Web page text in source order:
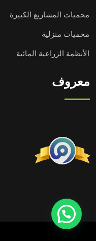
محميات المشاريع الكبيرة
محميات منزلية
الأنظمة الزراعية المائية
معروف